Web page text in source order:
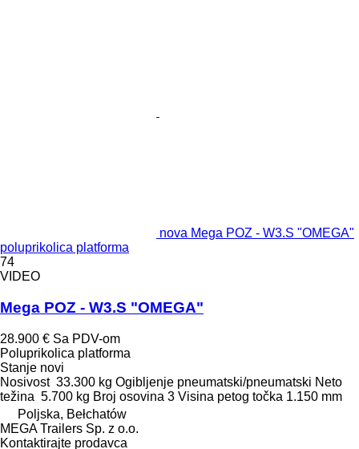
nova Mega POZ - W3.S "OMEGA"
poluprikolica platforma
74
VIDEO
Mega POZ - W3.S "OMEGA"
28.900 € Sa PDV-om
Poluprikolica platforma
Stanje novi
Nosivost 33.300 kg Ogibljenje pneumatski/pneumatski Neto
težina 5.700 kg Broj osovina 3 Visina petog točka 1.150 mm
Poljska, Bełchatów
MEGA Trailers Sp. z o.o.
Kontaktirajte prodavca